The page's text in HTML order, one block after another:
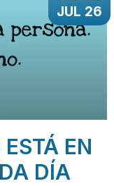
JUL 26
EN
DÍA